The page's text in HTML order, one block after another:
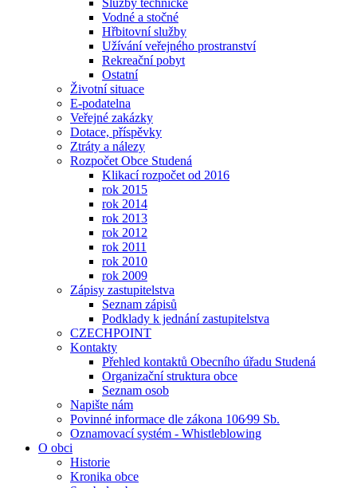
Služby technické
Vodné a stočné
Hřbitovní služby
Užívání veřejného prostranství
Rekreační pobyt
Ostatní
Životní situace
E-podatelna
Veřejné zakázky
Dotace, příspěvky
Ztráty a nálezy
Rozpočet Obce Studená
Klikací rozpočet od 2016
rok 2015
rok 2014
rok 2013
rok 2012
rok 2011
rok 2010
rok 2009
Zápisy zastupitelstva
Seznam zápisů
Podklady k jednání zastupitelstva
CZECHPOINT
Kontakty
Přehled kontaktů Obecního úřadu Studená
Organizační struktura obce
Seznam osob
Napište nám
Povinné informace dle zákona 106⁄99 Sb.
Oznamovací systém - Whistleblowing
O obci
Historie
Kronika obce